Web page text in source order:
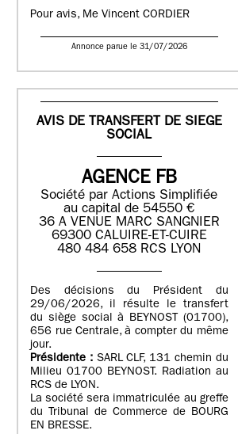
Pour avis, Me Vincent CORDIER
Annonce parue le 31/07/2026
AVIS DE TRANSFERT DE SIEGE
SOCIAL
AGENCE FB
Société par Actions Simplifiée
au capital de 54550 €
36 A VENUE MARC SANGNIER
69300 CALUIRE-ET-CUIRE
480 484 658 RCS LYON
Des décisions du Président du
29/06/2026, il résulte le transfert
du siège social à BEYNOST (01700),
656 rue Centrale, à compter du même
jour.
Présidente :SARL CLF, 131 chemin du
Milieu 01700 BEYNOST. Radiation au
RCS de LYON.
La société sera immatriculée au greffe
du Tribunal de Commerce de BOURG
EN BRESSE.